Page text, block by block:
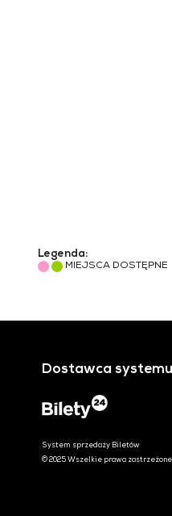
Legenda:
MIEJSCA DOSTĘPNE
Dostawca systemu
System sprzedaży Biletów
© 2025 Wszelkie prawa zastrzeżone